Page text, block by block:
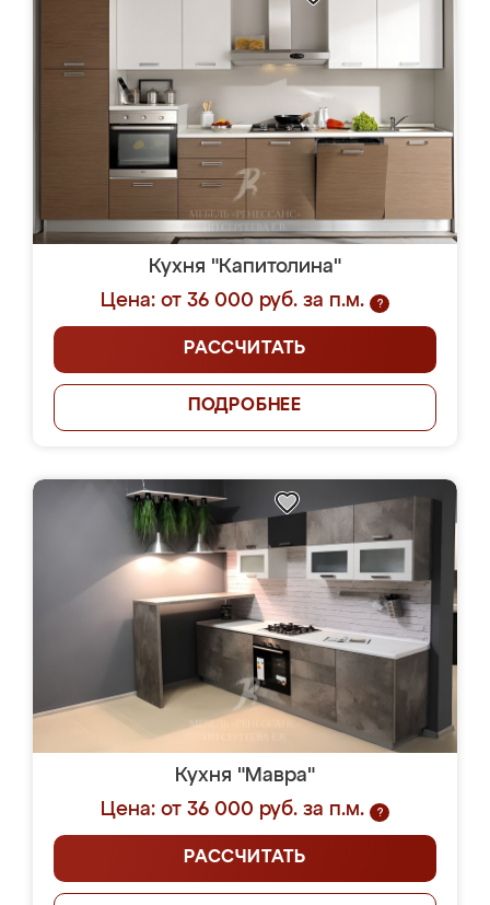
Кухня "Капитолина"
Цена: от 36 000 руб. за п.м.
?
РАССЧИТАТЬ
ПОДРОБНЕЕ
Кухня "Мавра"
Цена: от 36 000 руб. за п.м.
?
РАССЧИТАТЬ